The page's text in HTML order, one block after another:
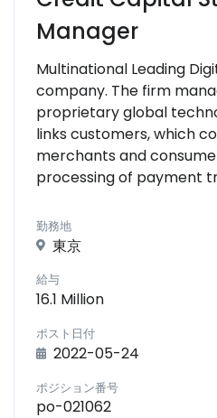
Manager
Multinational Leading
company. The firm
proprietary global
links customers, which
merchants and
processing of payment
勤務地
東京
給与
16.1 Million
ポスト日付
2022-05-24
ポジション番号
po-021062